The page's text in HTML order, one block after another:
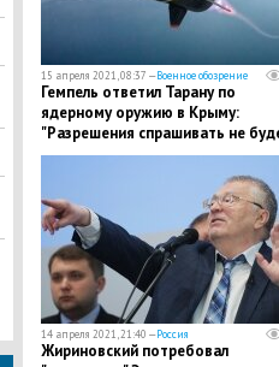
15 апреля 2021, 08:37 —Военное обозрение
Гемпель ответил Тарану по
ядерному оружию в Крыму:
"Разрешения спрашивать не
14 апреля 2021, 21:40 —Россия
Жириновский потребовал